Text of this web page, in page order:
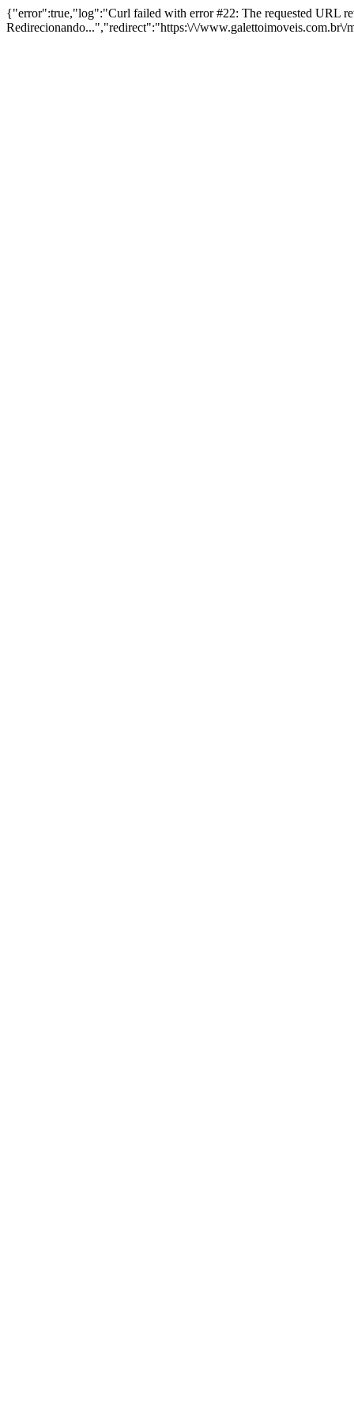
{"error":true,"log":"Curl failed with error #22: The requested URL
Redirecionando...","redirect":"https:\/\/www.galettoimoveis.com.br\/